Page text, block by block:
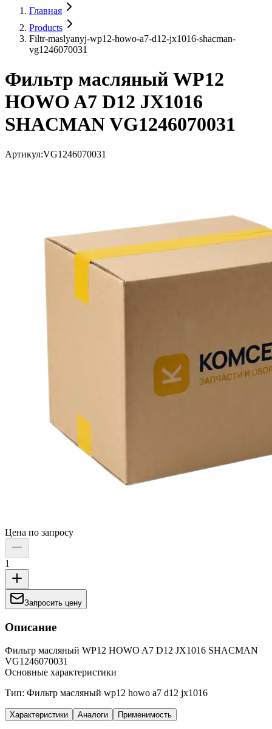
Главная
Products
Filtr-maslyanyj-wp12-howo-a7-d12-jx1016-shacman-
vg1246070031
Фильтр масляный WP12
HOWO A7 D12 JX1016
SHACMAN VG1246070031
Артикул:VG1246070031
Цена по запросу
1
Запросить цену
Описание
Фильтр масляный WP12 HOWO A7 D12 JX1016 SHACMAN
VG1246070031
Основные характеристики
Тип: Фильтр масляный wp12 howo a7 d12 jx1016
Характеристики Аналоги Применимость